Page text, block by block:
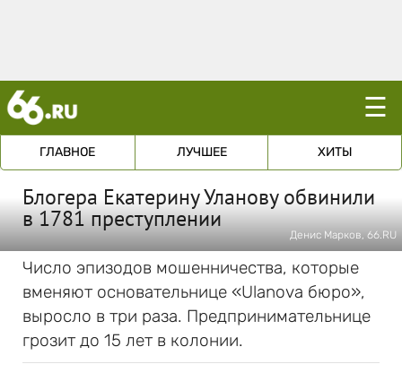
☰
ГЛАВНОЕ ЛУЧШЕЕ ХИТЫ
Блогера Екатерину Уланову обвинили
в 1781 преступлении
Денис Марков, 66.RU
Число эпизодов мошенничества, которые
вменяют основательнице «Ulanova бюро»,
выросло в три раза. Предпринимательнице
грозит до 15 лет в колонии.